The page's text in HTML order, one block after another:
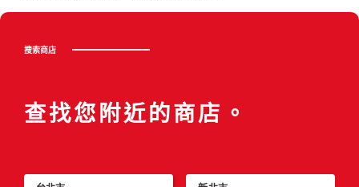
搜索商店
查找您附近的商店。